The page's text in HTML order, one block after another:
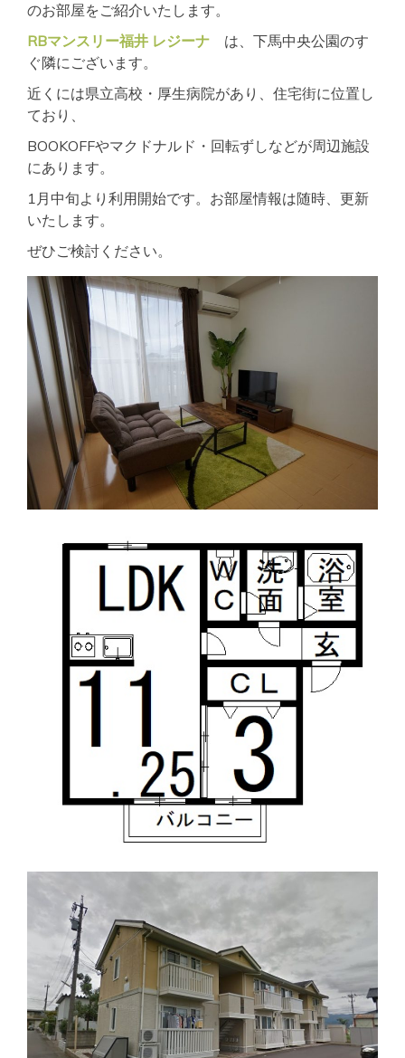
のお部屋をご紹介いたします。
RBマンスリー福井 レジーナ は、下馬中央公園のす
ぐ隣にございます。
近くには県立高校・厚生病院があり、住宅街に位置し
ており、
BOOKOFFやマクドナルド・回転ずしなどが周辺施設
にあります。
1月中旬より利用開始です。お部屋情報は随時、更新
いたします。
ぜひご検討ください。